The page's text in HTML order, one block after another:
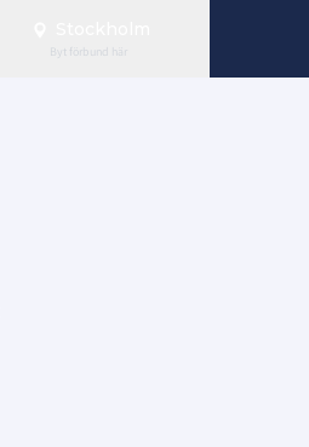
Byt förbund här